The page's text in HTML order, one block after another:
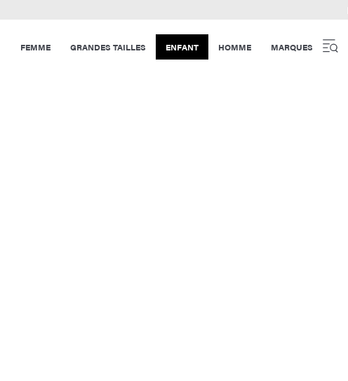
FEMME GRANDES TAILLES ENFANT HOMME MARQUES